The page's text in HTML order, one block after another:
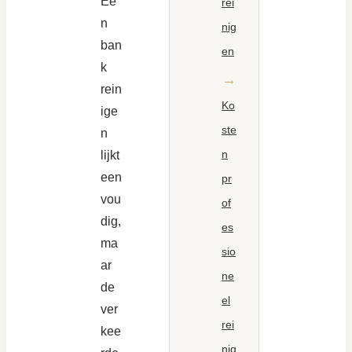
n
ban
k
rein
ige
n
lijkt
een
vou
dig,
ma
ar
de
ver
kee
nig
en
Ko
ste
n
pr
of
es
sio
ne
el
rei
nig